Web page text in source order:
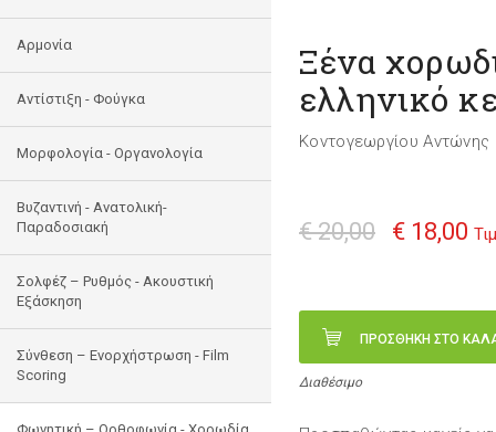
Αρμονία
Αντίστιξη - Φούγκα
Μορφολογία - Οργανολογία
Bυζαντινή - Ανατολική-
Παραδοσιακή
Σολφέζ – Ρυθμός - Ακουστική
Εξάσκηση
Σύνθεση – Ενορχήστρωση - Film
Scoring
Ξένα
ελληνικό
Κοντογεωργίου Αντώνης
€ 20,00 € 18,00
ΠΡΟΣΘΗΚΗ ΣΤΟ
Διαθέσιμο